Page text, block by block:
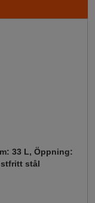
33 L, Öppning:
stål